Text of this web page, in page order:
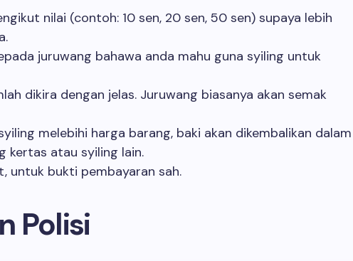
nilai (contoh: 10 sen, 20 sen, 50 sen) supaya lebih
juruwang bahawa anda mahu guna syiling untuk
dikira dengan jelas. Juruwang biasanya akan semak
melebihi harga barang, baki akan dikembalikan dalam
kertas atau syiling lain.
untuk bukti pembayaran sah.
Polisi